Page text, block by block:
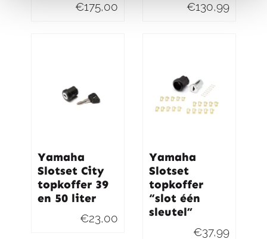
€175,00 €130,99
Yamaha
Slotset City
topkoffer 39
en 50 liter
€23,00
Yamaha
Slotset
topkoffer
“slot één
sleutel”
€37,99